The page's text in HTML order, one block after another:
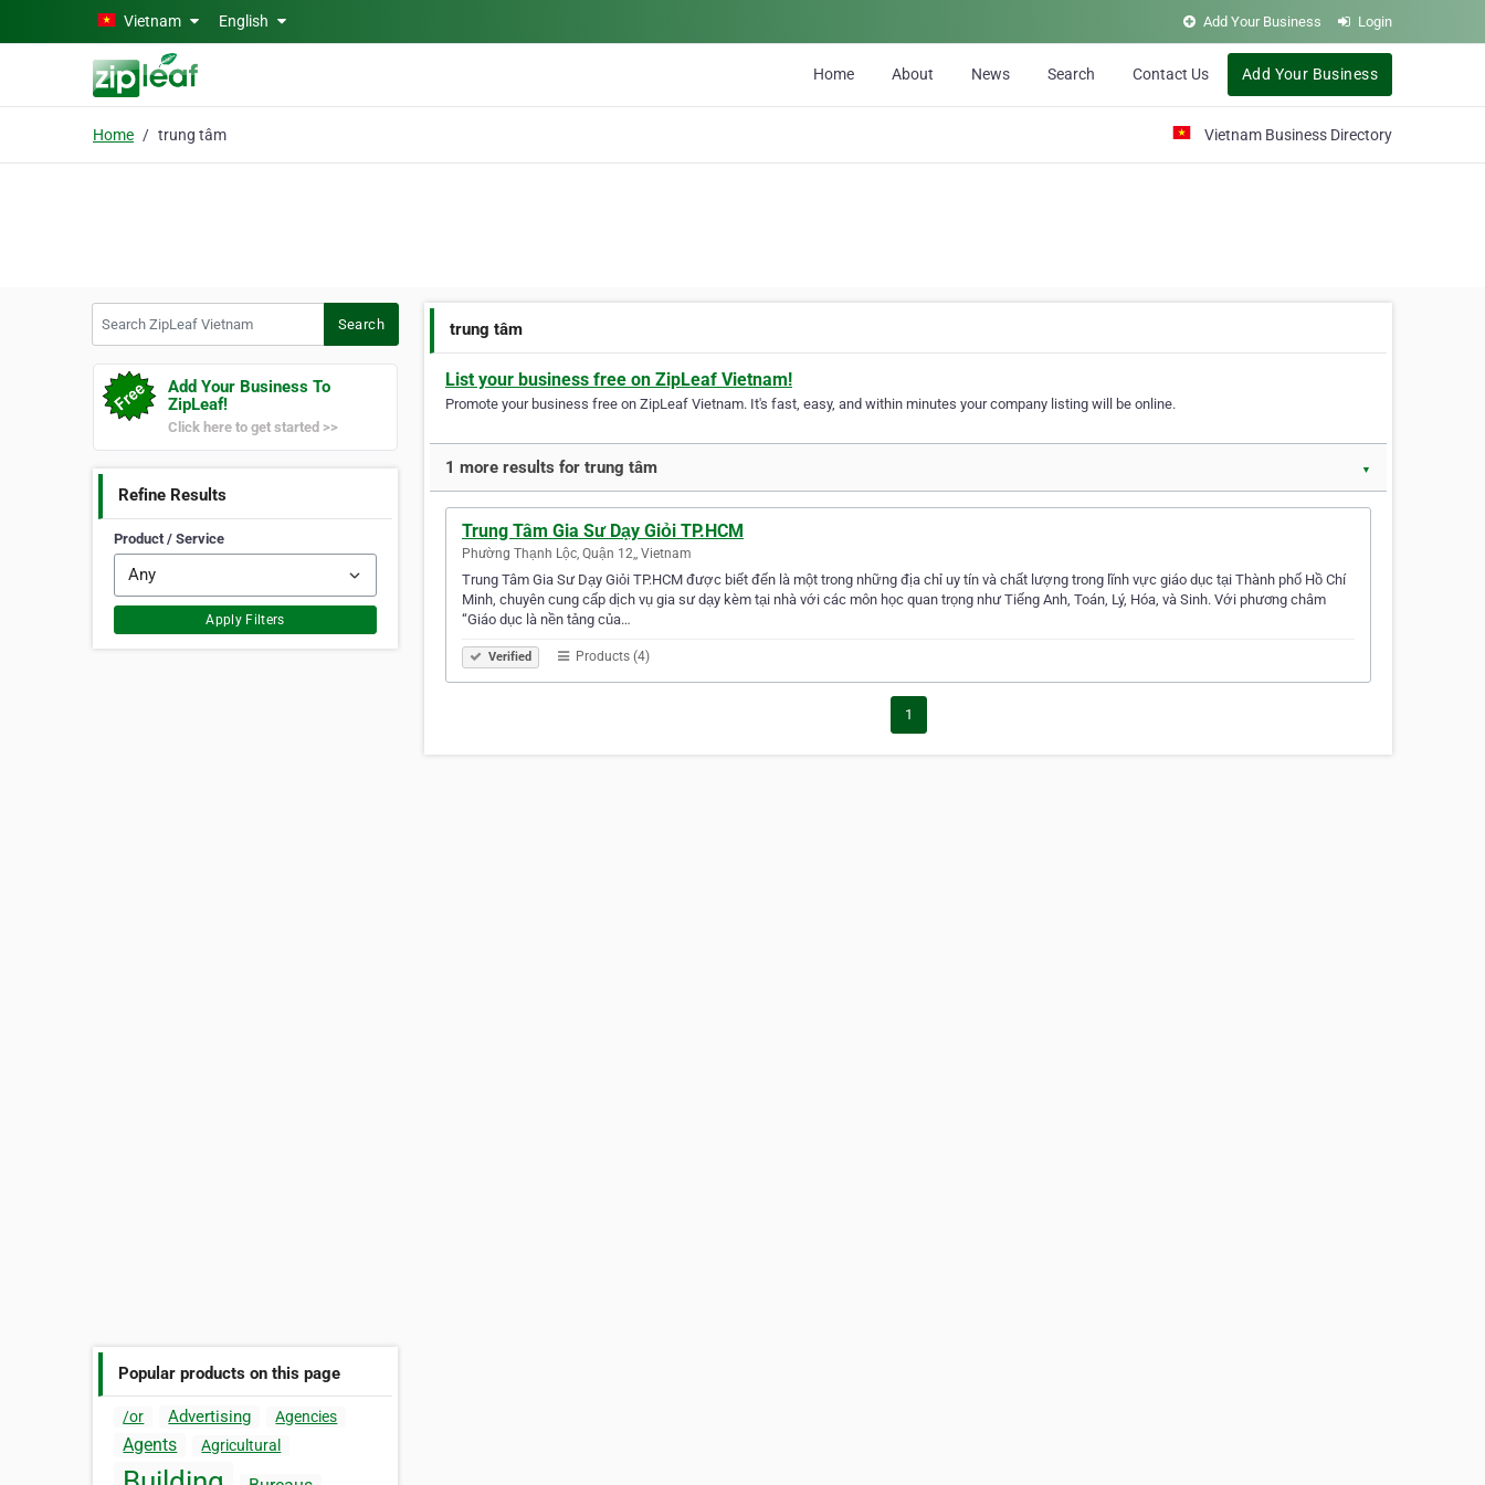
Skip to main contentVietnam English Add Your Business Login
Home About News Search Contact Us Add Your Business
Home trung tâm Vietnam Business Directory
Search
Add Your Business To
ZipLeaf!
Click here to get started >>
Refine Results
Product / Service
Apply Filters
Popular products on this page
/or Advertising Agencies
Agents Agricultural
trung tâm
List your business free on ZipLeaf Vietnam!
Promote your business free on ZipLeaf Vietnam. It's fast, easy, and within minutes your company listing will be online.
1 more results for trung tâm ▼
Trung Tâm Gia Sư Dạy Giỏi TP.HCM
Phường Thạnh Lộc, Quận 12,, Vietnam
Trung Tâm Gia Sư Dạy Giỏi TP.HCM được biết đến là một trong những địa chỉ uy tín và chất lượng trong lĩnh vực giáo dục tại Thành phố Hồ Chí
Minh, chuyên cung cấp dịch vụ gia sư dạy kèm tại nhà với các môn học quan trọng như Tiếng Anh, Toán, Lý, Hóa, và Sinh. Với phương châm
“Giáo dục là nền tảng của…
Verified Products (4)
1